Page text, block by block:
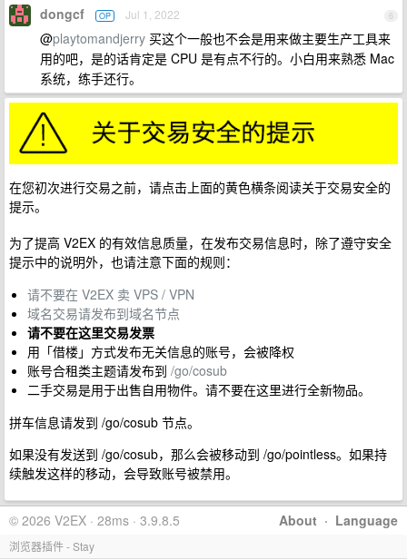
6
dongcf OP Jul 1, 2022
@playtomandjerry 买这个一般也不会是用来做主要生产工具来
用的吧，是的话肯定是 CPU 是有点不行的。小白用来熟悉 Mac
系统，练手还行。
在您初次进行交易之前，请点击上面的黄色横条阅读关于交易安全的
提示。
为了提高 V2EX 的有效信息质量，在发布交易信息时，除了遵守安全
提示中的说明外，也请注意下面的规则：
请不要在 V2EX 卖 VPS / VPN
域名交易请发布到域名节点
请不要在这里交易发票
用「借楼」方式发布无关信息的账号，会被降权
账号合租类主题请发布到 /go/cosub
二手交易是用于出售自用物件。请不要在这里进行全新物品。
拼车信息请发到 /go/cosub 节点。
如果没有发送到 /go/cosub，那么会被移动到 /go/pointless。如果持
续触发这样的移动，会导致账号被禁用。
About · Language
© 2026 V2EX · 28ms · 3.9.8.5
浏览器插件 - Stay